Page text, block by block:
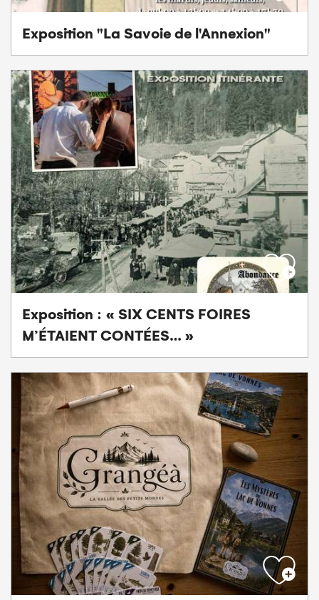
Exposition "La Savoie de l'Annexion"
Exposition : « SIX CENTS FOIRES
M’ÉTAIENT CONTÉES… »